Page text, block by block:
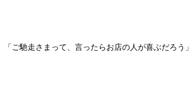
「ご馳走さまって、言ったらお店の人が喜ぶだろう」